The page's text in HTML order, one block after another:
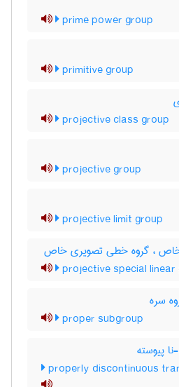
prime power group
primitive group
projective class group
projective group
projective limit group
، گروه خطی تصویری خاص
projective special linear
سره
proper subgroup
پیوسته
properly discontinuous